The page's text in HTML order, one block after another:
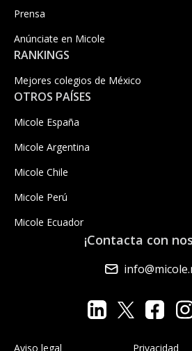
Prensa
Anúnciate en Micole
RANKINGS
Mejores colegios de México
OTROS PAÍSES
Micole España
Micole Argentina
Micole Chile
Micole Perú
Micole Ecuador
¡Contacta con
Aviso legal Privacidad